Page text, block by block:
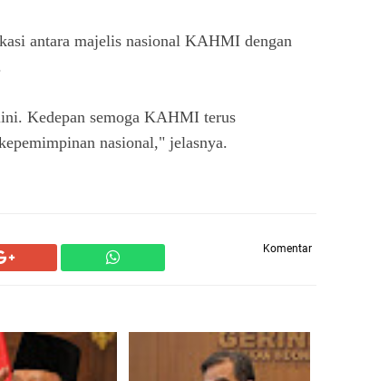
antara majelis nasional KAHMI dengan
Kedepan semoga KAHMI terus
nasional," jelasnya.
Komentar